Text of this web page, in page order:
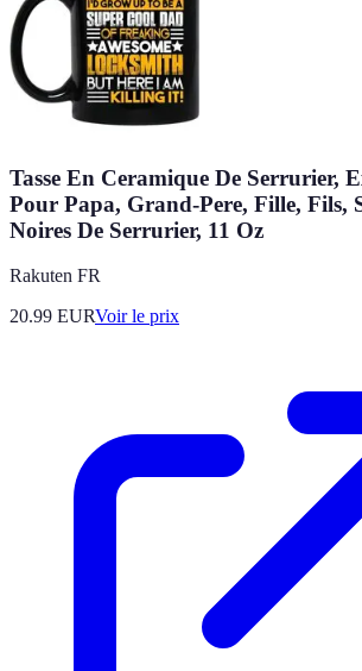
Tasse En Ceramique De Serrurier,
Pour Papa, Grand-Pere, Fille, Fils,
Noires De Serrurier, 11 Oz
Rakuten FR
20.99 EURVoir le prix